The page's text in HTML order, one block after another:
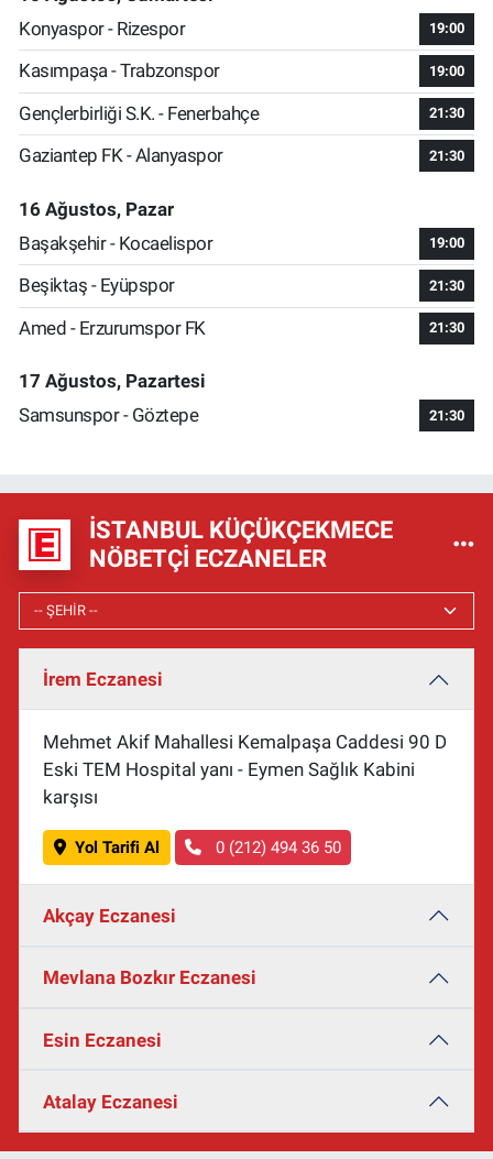
Konyaspor - Rizespor
19:00
Kasımpaşa - Trabzonspor 19:00
Gençlerbirliği S.K. - Fenerbahçe 21:30
Gaziantep FK - Alanyaspor 21:30
16 Ağustos, Pazar
Başakşehir - Kocaelispor
19:00
Beşiktaş - Eyüpspor 21:30
Amed - Erzurumspor FK 21:30
17 Ağustos, Pazartesi
Samsunspor - Göztepe
21:30
İSTANBUL KÜÇÜKÇEKMECE
NÖBETÇI ECZANELER
İrem Eczanesi
Mehmet Akif Mahallesi Kemalpaşa Caddesi 90 D
Eski TEM Hospital yanı - Eymen Sağlık Kabini
karşısı
Yol Tarifi Al 0 (212) 494 36 50
Akçay Eczanesi
Mevlana Bozkır Eczanesi
Esin Eczanesi
Atalay Eczanesi